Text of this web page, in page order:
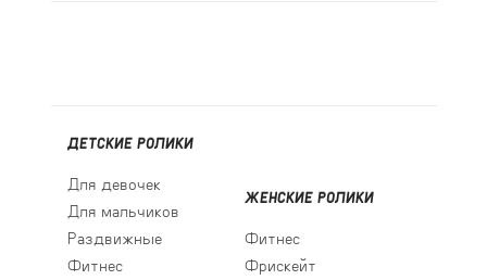
ДЕТСКИЕ РОЛИКИ
Для девочек
Для мальчиков
Раздвижные
Фитнес
ЖЕНСКИЕ РОЛИКИ
Фитнес
Фрискейт